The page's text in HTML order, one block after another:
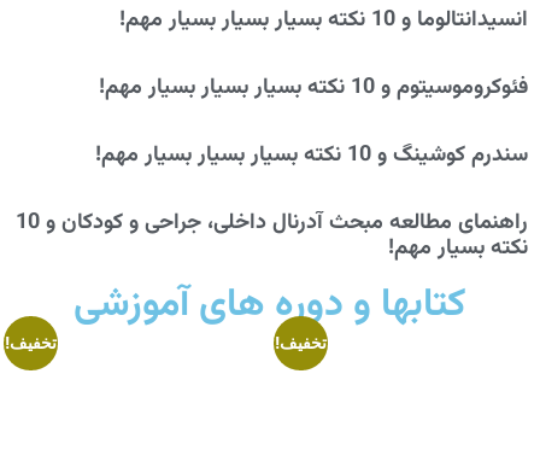
انسیدانتالوما و 10 نکته بسیار بسیار بسیار مهم!
فئوکروموسیتوم و 10 نکته بسیار بسیار بسیار مهم!
سندرم کوشینگ و 10 نکته بسیار بسیار بسیار مهم!
راهنمای مطالعه مبحث آدرنال داخلی، جراحی و کودکان و 10
نکته بسیار مهم!
کتابها و دوره های آموزشی
تخفیف! تخفیف!